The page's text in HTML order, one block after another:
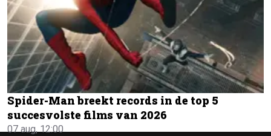
Spider-Man breekt records in de top 5
succesvolste films van 2026
07 aug, 12:00